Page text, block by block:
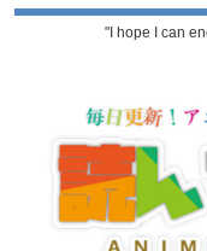
"I hope I can